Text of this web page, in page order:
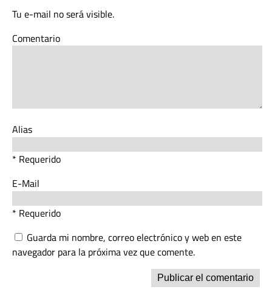
Tu e-mail no será visible.
Comentario
Alias
* Requerido
E-Mail
* Requerido
Guarda mi nombre, correo electrónico y web en este
navegador para la próxima vez que comente.